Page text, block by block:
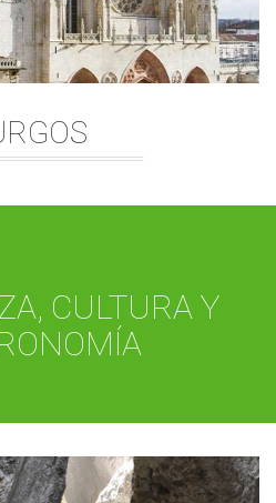
CULTURA Y